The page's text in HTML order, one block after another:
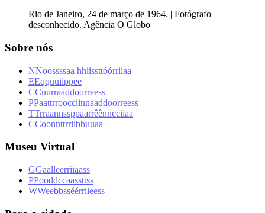
Rio de Janeiro, 24 de março de 1964. | Fotógrafo
desconhecido. Agência O Globo
Sobre nós
NNoossssaa hhiissttóórriiaa
EEqquuiippee
CCuurraaddoorreess
PPaattrroocciinnaaddoorreess
TTrraannssppaarrêênncciiaa
CCoonnttrriibbuuaa
Museu Virtual
GGaalleerriiaass
PPooddccaassttss
WWeebbsséérriieess